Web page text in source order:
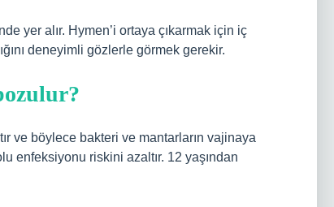
yer alır. Hymen’i ortaya çıkarmak için iç
deneyimli gözlerle görmek gerekir.
ve böylece bakteri ve mantarların vajinaya
enfeksiyonu riskini azaltır. 12 yaşından